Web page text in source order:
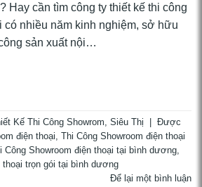
Hay cần tìm công ty thiết kế thi công
có nhiều năm kinh nghiệm, sở hữu
sản xuất nội…
Kế Thi Công Showrom, Siêu Thị
Được
điện thoại, Thi Công Showroom điện thoại
Công Showroom điện thoại tại bình dương,
thoại trọn gói tại bình dương
Để lại một bình luận